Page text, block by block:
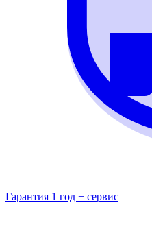
Гарантия 1 год + сервис